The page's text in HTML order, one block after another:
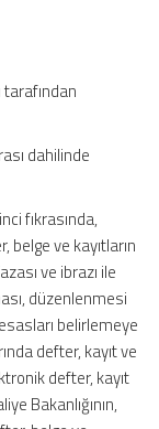
dahilinde
fıkrasında,
belge ve kayıtların
ve ibrazı ile
düzenlenmesi
belirlemeye
defter, kayıt ve
defter, kayıt
Bakanlığının,